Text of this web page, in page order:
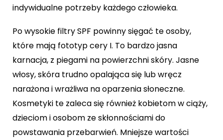
indywidualne potrzeby każdego człowieka.
Po wysokie filtry SPF powinny sięgać te osoby,
które mają fototyp cery I. To bardzo jasna
karnacja, z piegami na powierzchni skóry. Jasne
włosy, skóra trudno opalająca się lub wręcz
narażona i wrażliwa na oparzenia słoneczne.
Kosmetyki te zaleca się również kobietom w ciąży,
dzieciom i osobom ze skłonnościami do
powstawania przebarwień. Mniejsze wartości